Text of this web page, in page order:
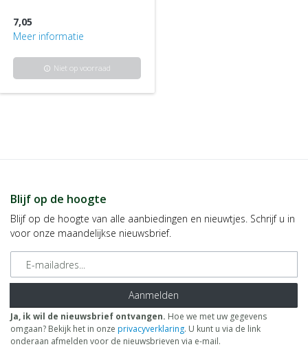
7,05
Meer informatie
info Niet op voorraad
Blijf op de hoogte
Blijf op de hoogte van alle aanbiedingen en nieuwtjes. Schrijf u in
voor onze maandelijkse nieuwsbrief.
E-mailadres
Aanmelden
Ja, ik wil de nieuwsbrief ontvangen. Hoe we met uw gegevens
omgaan? Bekijk het in onze privacyverklaring. U kunt u via de link
onderaan afmelden voor de nieuwsbrieven via e-mail.